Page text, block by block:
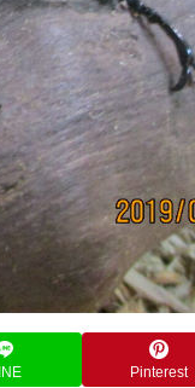
Pinterest